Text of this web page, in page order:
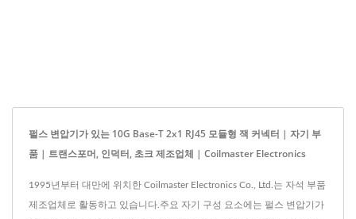
펄스 변압기가 있는 10G Base-T 2x1 RJ45 모듈형 잭 커넥터 | 자기 부
품 | 트랜스포머, 인덕터, 초크 제조업체 | Coilmaster Electronics
1995년부터 대만에 위치한 Coilmaster Electronics Co., Ltd.는 자석 부품
제조업체로 활동하고 있습니다.주요 자기 구성 요소에는 펄스 변압기가